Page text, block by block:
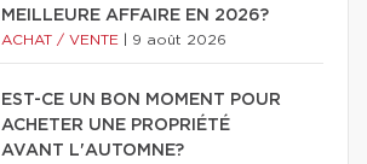
MEILLEURE AFFAIRE EN 2026?
ACHAT / VENTE 9 août 2026
EST-CE UN BON MOMENT POUR
ACHETER UNE PROPRIÉTÉ
AVANT L'AUTOMNE?